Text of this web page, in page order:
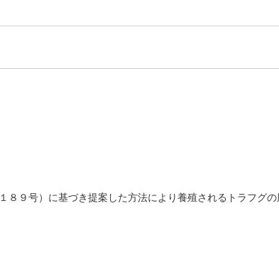
８９号）に基づき提案した方法により養殖されるトラフグ